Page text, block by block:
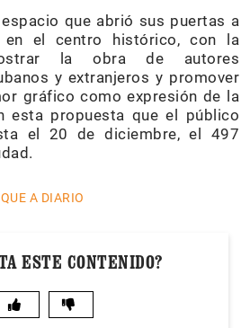
que abrió sus puertas a
en el centro histórico, con la
la obra de autores
y extranjeros y promover
gráfico como expresión de la
esta propuesta que el público
el 20 de diciembre, el 497
A DIARIO
ESTE CONTENIDO?